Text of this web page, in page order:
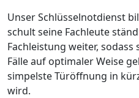
Unser Schlüsselnotdienst
schult seine Fachleute
Fachleistung weiter,
Fälle auf optimaler Weise
simpelste Türöffnung in
wird.